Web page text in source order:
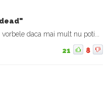
daca mai mult nu poti...
21 8